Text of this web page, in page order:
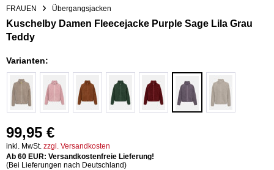
FRAUEN Übergangsjacken
Kuschelby Damen Fleecejacke Purple Sage Lila Grau
Teddy
Varianten:
99,95 €
inkl. MwSt. zzgl. Versandkosten
Ab 60 EUR: Versandkostenfreie Lieferung!
(Bei Lieferungen nach Deutschland)